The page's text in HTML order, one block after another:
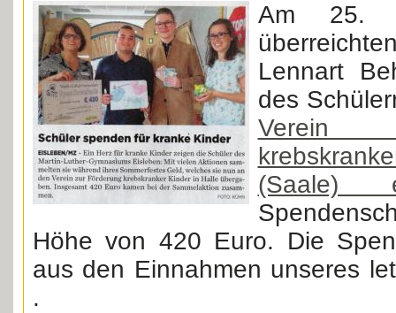
Am 25.
Lennart
des
Verein
Höhe von 420 Euro. Die
aus den Einnahmen unseres
.